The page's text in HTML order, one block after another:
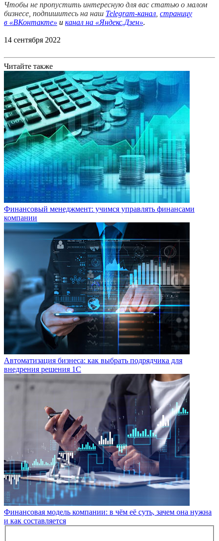
Чтобы не пропустить интересную для вас статью о малом
бизнесе, подпишитесь на наш Telegram-канал страницу
в «ВКонтакте» и канал на «Яндекс.Дзен».
14 сентября 2022
Читайте также
Финансовый менеджмент: учимся управлять финансами
компании
Автоматизация бизнеса: как выбрать подрядчика для
внедрения решения 1С
Финансовая модель компании: в чём её суть, зачем она нужна
и как составляется